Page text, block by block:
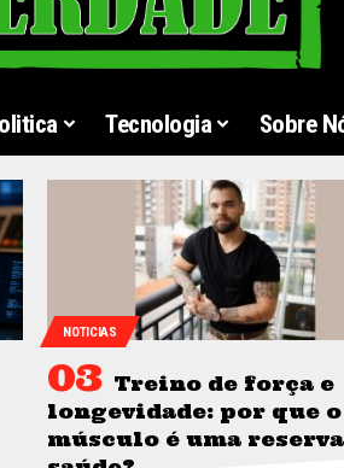
Tecnologia Sobre
NOTICIAS
Treino de força e
longevidade: por que o
músculo é uma